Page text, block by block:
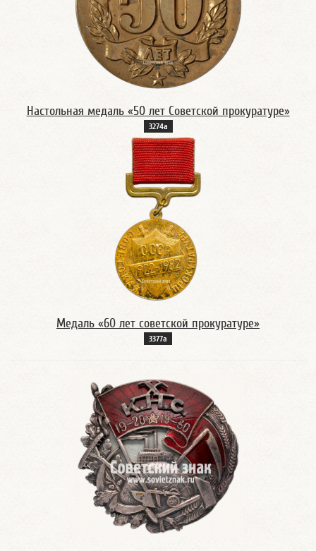
Настольная медаль «50 лет Советской прокуратуре»
3274а
Медаль «60 лет советской прокуратуре»
3377а